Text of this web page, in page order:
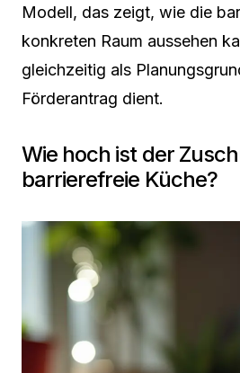
Modell, das zeigt, wie die
konkreten Raum aussehen
gleichzeitig als
Förderantrag dient.
Wie hoch ist der
barrierefreie Küche?